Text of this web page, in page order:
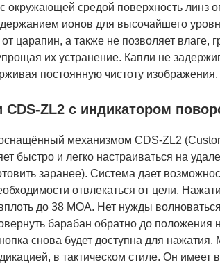
окружающей средой поверхность линз
ионов для высочайшего
царапин, а также не позволяет влаге,
их устранение. Капли не
постоянную чистоту изображения.
ZL2 с индикатором
механизмом CDS-ZL2
быстро и легко настраиваться на
заранее). Система дает
отвлекаться от цели.
до 38 MOA. Нет нужды
барабан обратно до положения
снова будет доступна для нажатия.
в тактическом стиле. Он имеет